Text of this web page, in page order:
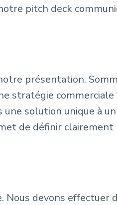
pitch deck
présentation.
stratégie
solution unique à
de définir
devons effectuer